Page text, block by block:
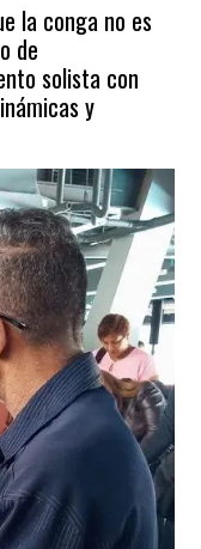
la conga no es
de
solista con
y